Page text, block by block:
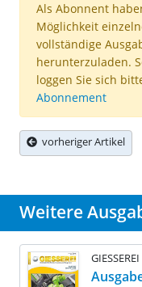
Als Abonnent
Möglichkeit
vollständige
herunterzuladen.
loggen Sie sich
Abonnement
vorheriger Artikel
Weitere
GIESSEREI